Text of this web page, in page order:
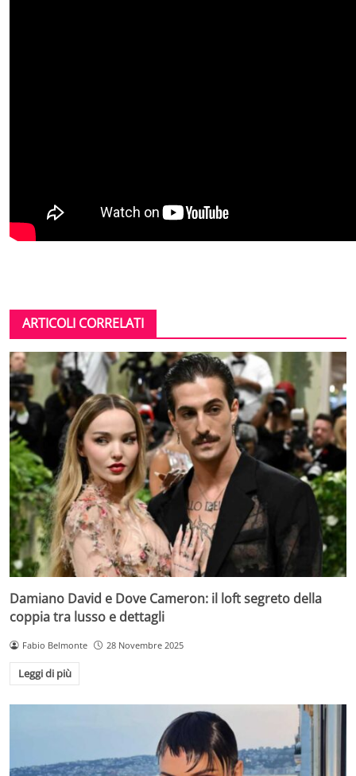
ARTICOLI CORRELATI
Damiano David e Dove Cameron: il loft segreto della
coppia tra lusso e dettagli
Fabio Belmonte 28 Novembre 2025
Leggi di più